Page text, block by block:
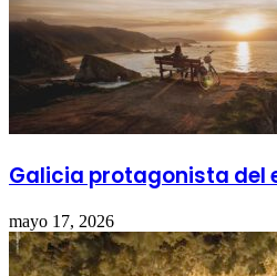
Galicia protagonista del
mayo 17, 2026